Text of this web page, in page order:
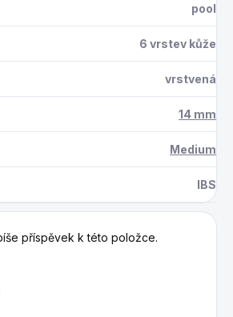
pool
6 vrstev kůže
vrstvená
14 mm
Medium
IBS
příspěvek k této položce.